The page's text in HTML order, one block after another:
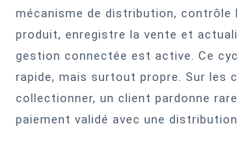
mécanisme de distribution, contrôle
produit, enregistre la vente et
gestion connectée est active. Ce
rapide, mais surtout propre. Sur les
collectionner, un client pardonne
paiement validé avec une